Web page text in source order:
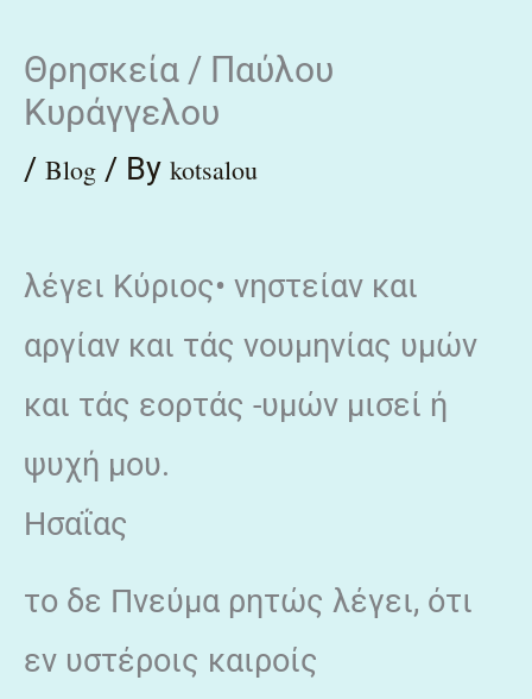
content
Θρησκεία / Παύλου
Κυράγγελου
/ Blog / By kotsalou
λέγει Κύριος• νηστείαν και
αργίαν και τάς νουμηνίας υμών
και τάς εορτάς -υμών μισεί ή
ψυχή μου.
Ησαΐας
το δε Πνεύμα ρητώς λέγει, ότι
εν υστέροις καιροίς